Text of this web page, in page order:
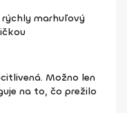
marhuľový
Možno len
na to, čo prežilo